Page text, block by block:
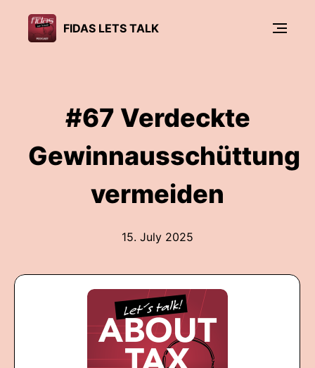
FIDAS LETS TALK
#67 Verdeckte
Gewinnausschüttung
vermeiden
15. July 2025